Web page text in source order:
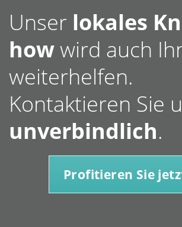
Unser lokales
howwird auch
weiterhelfen.
Kontaktieren Sie
unverbindlich.
Profitieren Sie